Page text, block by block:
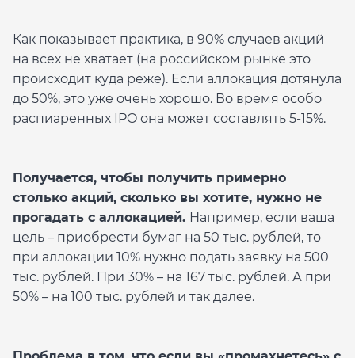
Как показывает практика, в 90% случаев акций
на всех не хватает (на российском рынке это
происходит куда реже). Если аллокация дотянула
до 50%, это уже очень хорошо. Во время особо
распиаренных IPO она может составлять 5-15%.
Получается, чтобы получить примерно
столько акций, сколько вы хотите, нужно не
прогадать с аллокацией. Например, если ваша
цель – приобрести бумаг на 50 тыс. рублей, то
при аллокации 10% нужно подать заявку на 500
тыс. рублей. При 30% – на 167 тыс. рублей. А при
50% – на 100 тыс. рублей и так далее.